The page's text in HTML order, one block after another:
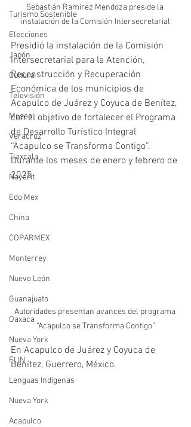
Turismo Sostenible
Elecciones
Japón
Cultura
Televisión
Museo
Veracruz
Tlaxcala
Nayarit
Edo Mex
China
COPARMEX
Monterrey
Nuevo León
Guanajuato
Oaxaca
Nueva York
FLIN
Lenguas Indígenas
Nueva York
Acapulco
Sebastián Ramírez Mendoza preside la
instalación de la Comisión Intersecretarial
Presidió la instalación de la Comisión
Intersecretarial para la Atención,
Reconstrucción y Recuperación
Económica de los municipios de
Acapulco de Juárez y Coyuca de Benítez,
con el objetivo de fortalecer el Programa
de Desarrollo Turístico Integral
“Acapulco se Transforma Contigo”.
Durante los meses de enero y febrero de
2025.
Autoridades presentan avances del programa
“Acapulco se Transforma Contigo”
En Acapulco de Juárez y Coyuca de
Benítez, Guerrero, México.